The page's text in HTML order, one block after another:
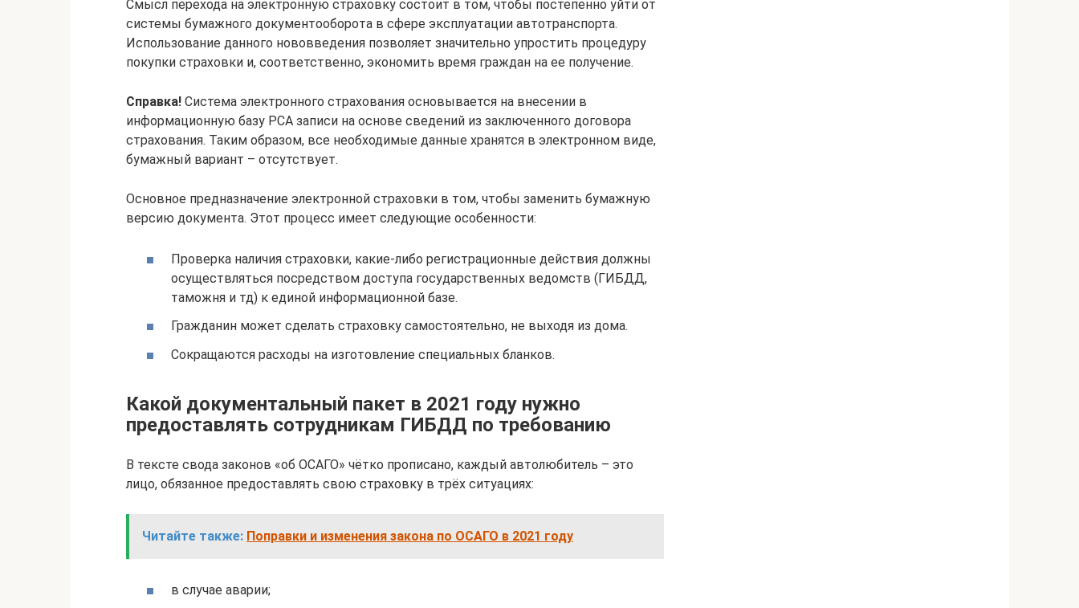
Смысл перехода на электронную страховку состоит в том, чтобы постепенно уйти от
системы бумажного документооборота в сфере эксплуатации автотранспорта.
Использование данного нововведения позволяет значительно упростить процедуру
покупки страховки и, соответственно, экономить время граждан на ее получение.
Справка! Система электронного страхования основывается на внесении в
информационную базу РСА записи на основе сведений из заключенного договора
страхования. Таким образом, все необходимые данные хранятся в электронном виде,
бумажный вариант – отсутствует.
Основное предназначение электронной страховки в том, чтобы заменить бумажную
версию документа. Этот процесс имеет следующие особенности:
Проверка наличия страховки, какие-либо регистрационные действия должны
осуществляться посредством доступа государственных ведомств (ГИБДД,
таможня и тд) к единой информационной базе.
Гражданин может сделать страховку самостоятельно, не выходя из дома.
Сокращаются расходы на изготовление специальных бланков.
Какой документальный пакет в 2021 году нужно
предоставлять сотрудникам ГИБДД по требованию
В тексте свода законов «об ОСАГО» чётко прописано, каждый автолюбитель – это
лицо, обязанное предоставлять свою страховку в трёх ситуациях:
Читайте также: Поправки и изменения закона по ОСАГО в 2021 году
в случае аварии;